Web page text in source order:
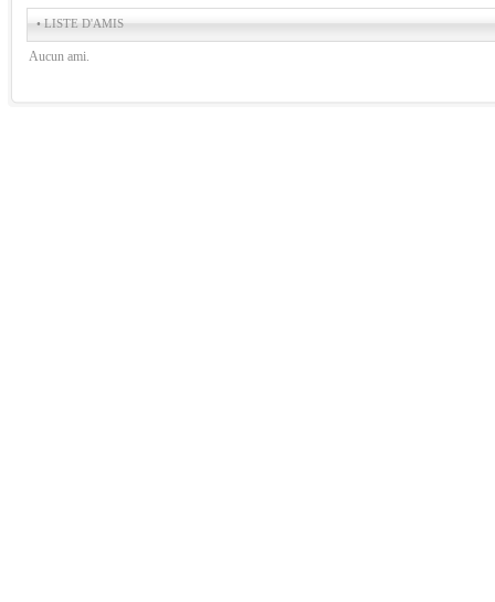
• LISTE D'AMIS
Aucun ami.